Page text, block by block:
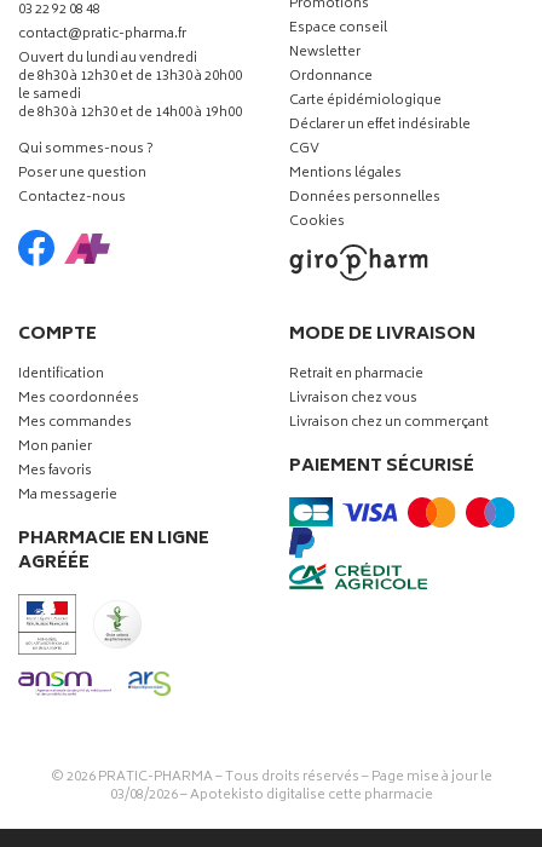
03 22 92 08 48
contact-
@-
pratic-pharma.fr
Ouvert du lundi au vendredi
de 8h30 à 12h30 et de 13h30 à 20h00
le samedi
de 8h30 à 12h30 et de 14h00 à 19h00
Qui sommes-nous ?
Poser une question
Contactez-nous
Espace conseil
Newsletter
Ordonnance
Carte épidémiologique
Déclarer un effet indésirable
CGV
Mentions légales
Données personnelles
Cookies
COMPTE
Identification
Mes coordonnées
Mes commandes
Mon panier
Mes favoris
Ma messagerie
PHARMACIE EN LIGNE
AGRÉÉE
MODE DE LIVRAISON
Retrait en pharmacie
Livraison chez vous
Livraison chez un commerçant
PAIEMENT SÉCURISÉ
© 2026PRATIC-PHARMA– Tous droits réservés – Page mise à jour le
03/08/2026 –Apotekisto digitalise cette pharmacie